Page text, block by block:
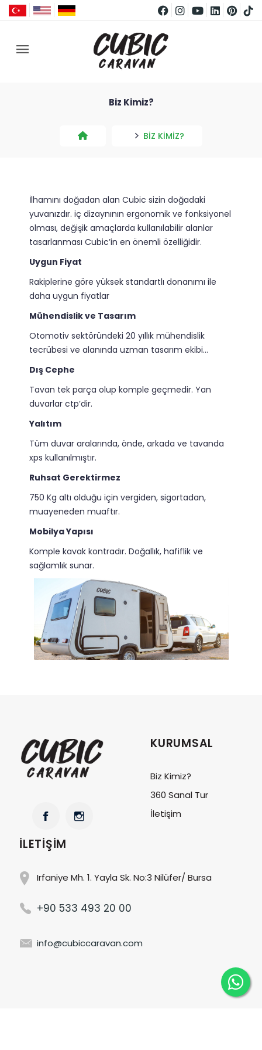
Biz Kimiz?
BIZ KIMIZ?
İlhamını doğadan alan Cubic sizin doğadaki
yuvanızdır. iç dizaynının ergonomik ve fonksiyonel
olması, değişik amaçlarda kullanılabilir alanlar
tasarlanması Cubic’in en önemli özelliğidir.
Uygun Fiyat
Rakiplerine göre yüksek standartlı donanımı ile
daha uygun fiyatlar
Mühendislik ve Tasarım
Otomotiv sektöründeki 20 yıllık mühendislik
tecrübesi ve alanında uzman tasarım ekibi…
Dış Cephe
Tavan tek parça olup komple geçmedir. Yan
duvarlar ctp’dir.
Yalıtım
Tüm duvar aralarında, önde, arkada ve tavanda
xps kullanılmıştır.
Ruhsat Gerektirmez
750 Kg altı olduğu için vergiden, sigortadan,
muayeneden muaftır.
Mobilya Yapısı
Komple kavak kontradır. Doğallık, hafiflik ve
sağlamlık sunar.
KURUMSAL
Biz Kimiz?
360 Sanal Tur
İletişim
İLETIŞIM
Irfaniye Mh. 1. Yayla Sk. No:3 Nilüfer/ Bursa
+90 533 493 20 00
info@cubiccaravan.com